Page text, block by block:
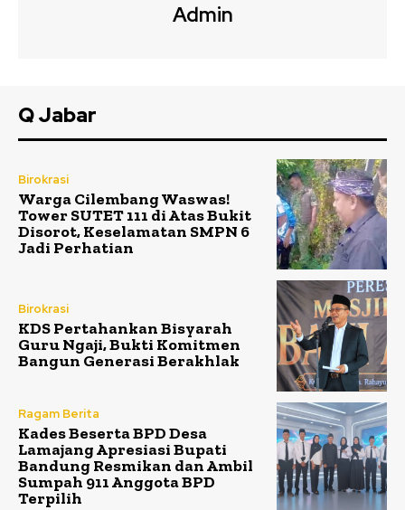
Admin
Q Jabar
Birokrasi
Warga Cilembang Waswas!
Tower SUTET 111 di Atas Bukit
Disorot, Keselamatan SMPN 6
Jadi Perhatian
Birokrasi
KDS Pertahankan Bisyarah
Guru Ngaji, Bukti Komitmen
Bangun Generasi Berakhlak
Ragam Berita
Kades Beserta BPD Desa
Lamajang Apresiasi Bupati
Bandung Resmikan dan Ambil
Sumpah 911 Anggota BPD
Terpilih